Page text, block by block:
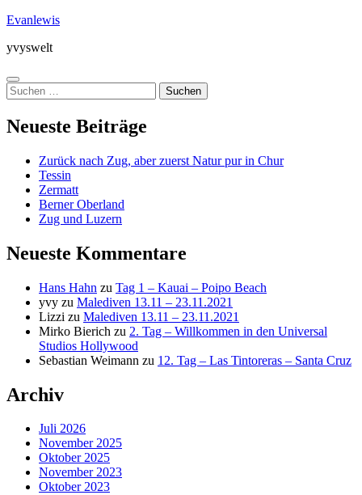
Zum
springen
Evanlewis
yvyswelt
Menü
Suchen
nach:
Neueste Beiträge
Zurück nach Zug, aber zuerst Natur pur in Chur
Tessin
Zermatt
Berner Oberland
Zug und Luzern
Neueste Kommentare
Hans Hahn zu Tag 1 – Kauai – Poipo Beach
yvy zu Malediven 13.11 – 23.11.2021
Lizzi zu Malediven 13.11 – 23.11.2021
Mirko Bierich zu 2. Tag – Willkommen in den Universal
Studios Hollywood
Sebastian Weimann zu 12. Tag – Las Tintoreras – Santa Cruz
Archiv
Juli 2026
November 2025
Oktober 2025
November 2023
Oktober 2023